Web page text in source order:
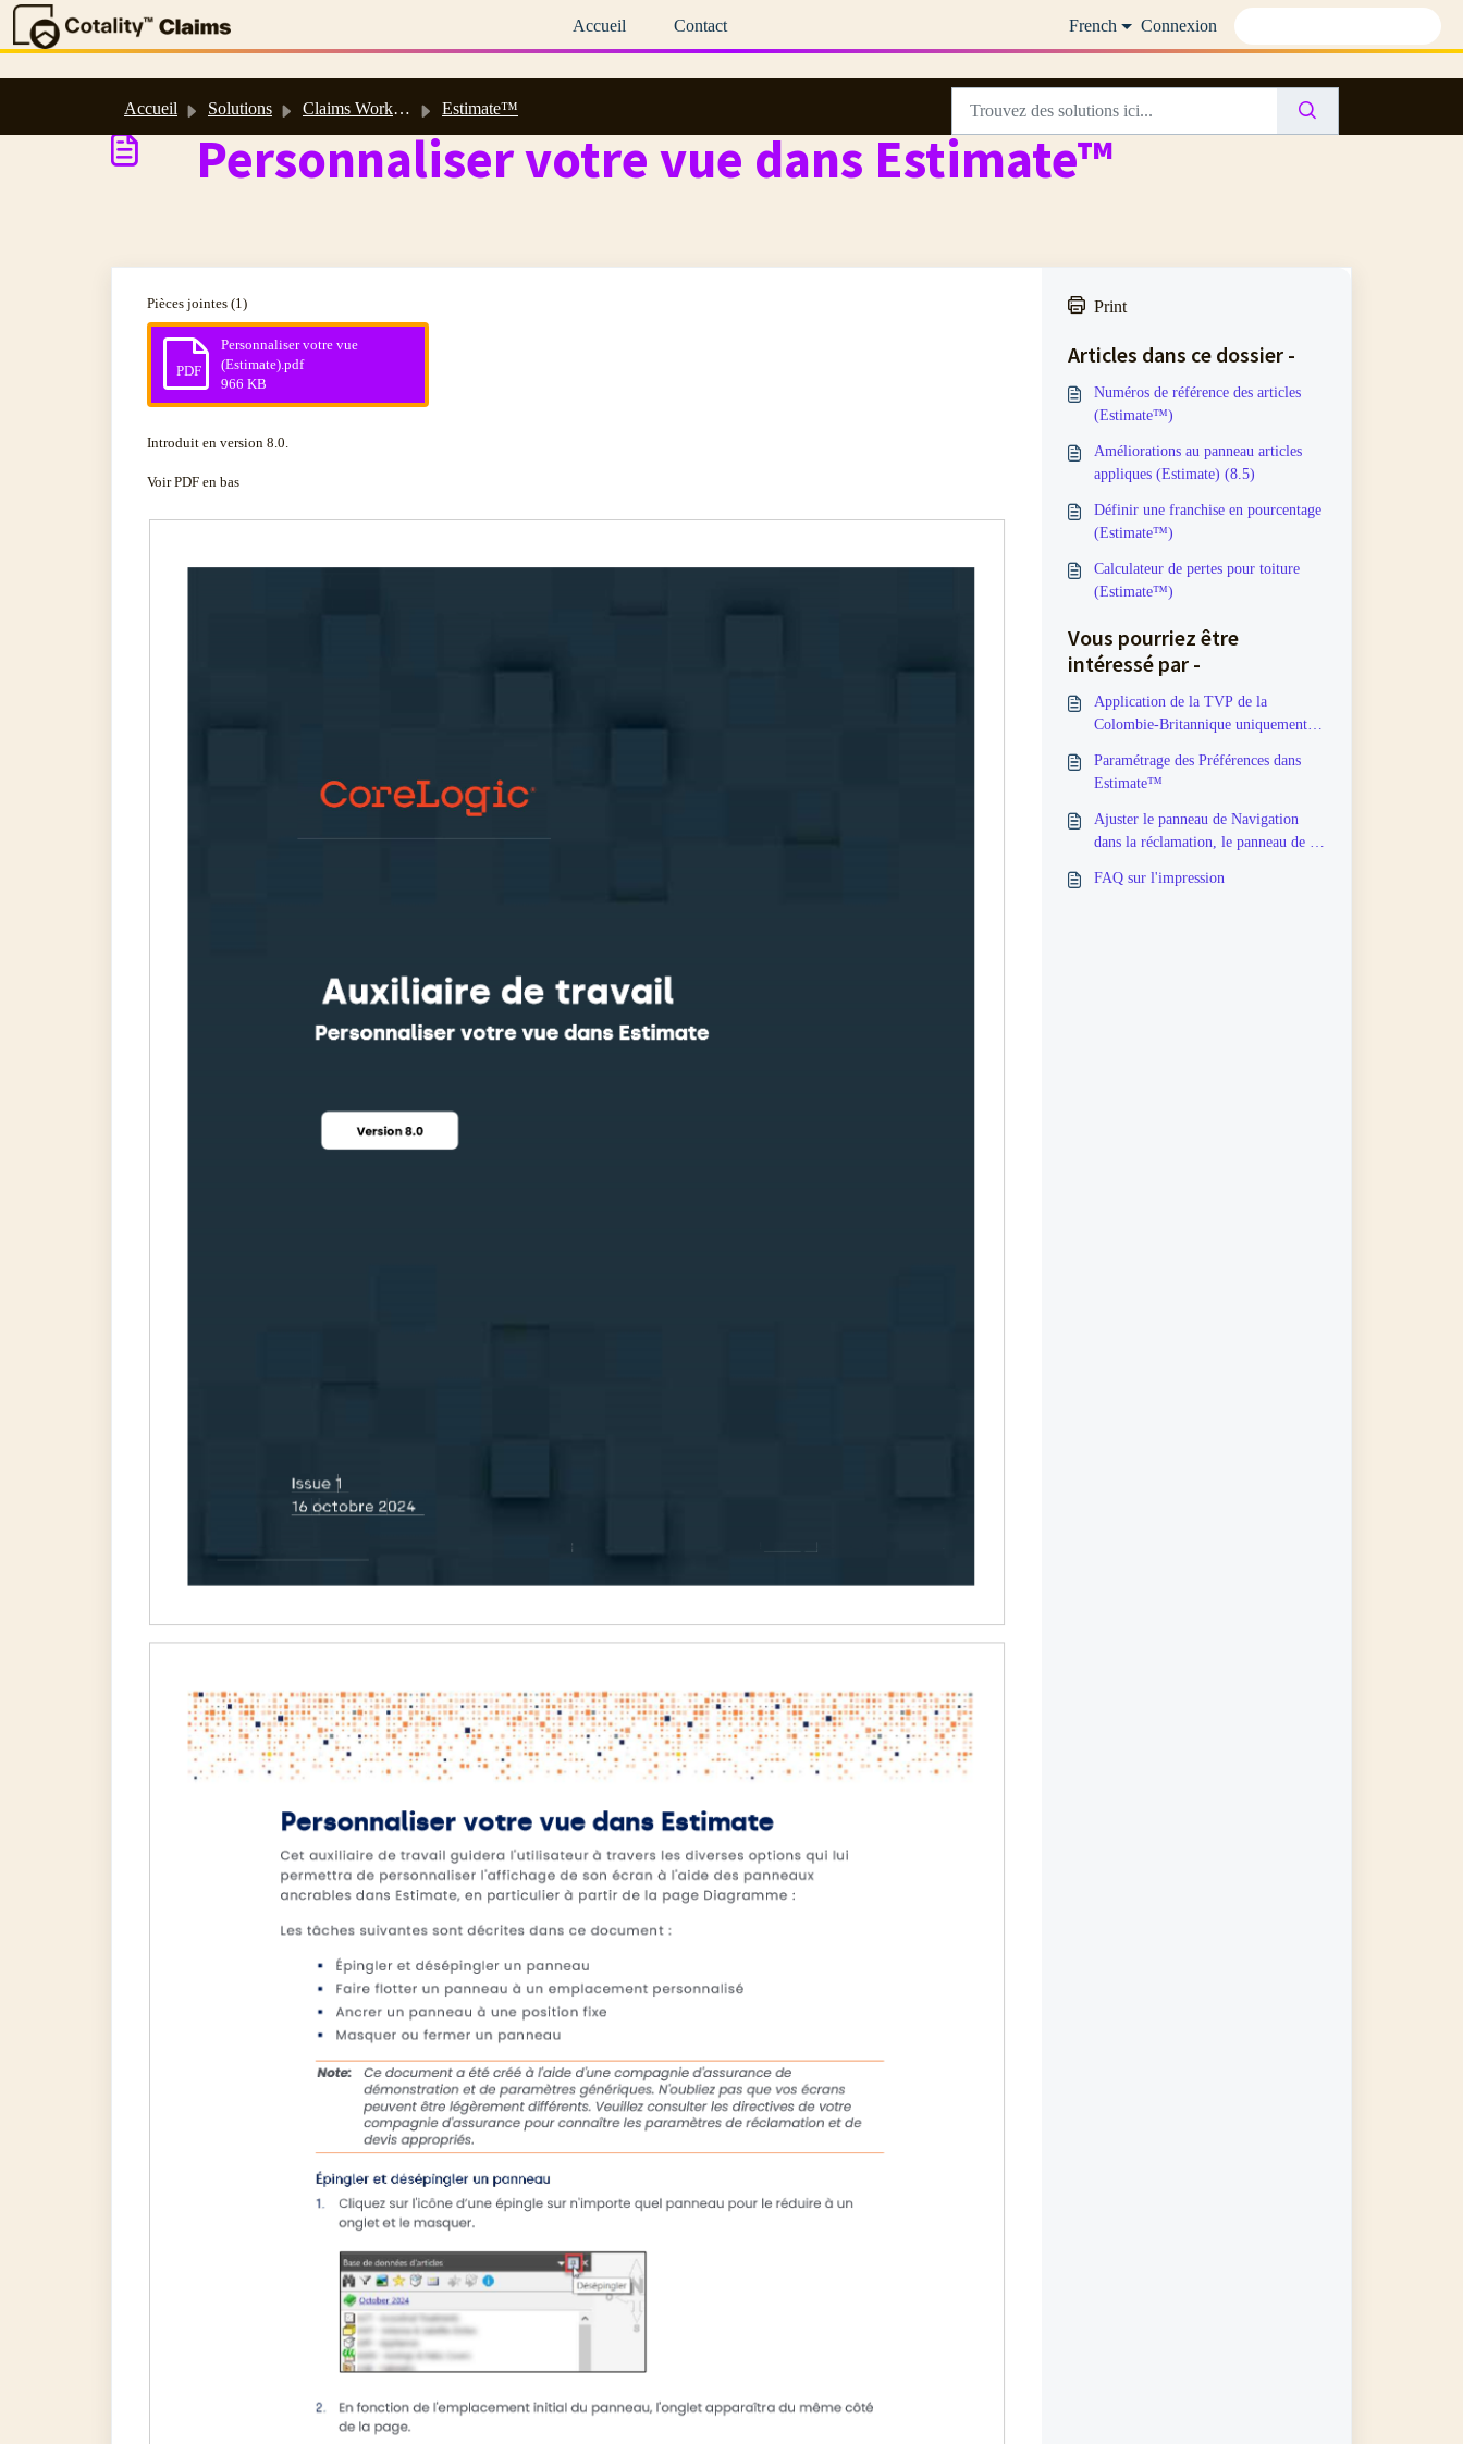
Accueil
Contact French Connexion
Accueil Solutions Claims Workspace™ et Estimate™ : Aide en ligne et guides d’utilisation Estimate™
Personnaliser votre vue dans Estimate™
Pièces jointes (1)
PDF
Personnaliser votre vue
(Estimate).pdf
966 KB
Introduit en version 8.0.
Voir PDF en bas
Print
Articles dans ce dossier -
Numéros de référence des articles
(Estimate™)
Améliorations au panneau articles
appliques (Estimate) (8.5)
Définir une franchise en pourcentage
(Estimate™)
Calculateur de pertes pour toiture
(Estimate™)
Vous pourriez être
intéressé par -
Application de la TVP de la
Colombie-Britannique uniquement
Paramétrage des Préférences dans
Estimate™
Ajuster le panneau de Navigation
dans la réclamation, le panneau de la
panneau des Articles appliqués dans
FAQ sur l'impression